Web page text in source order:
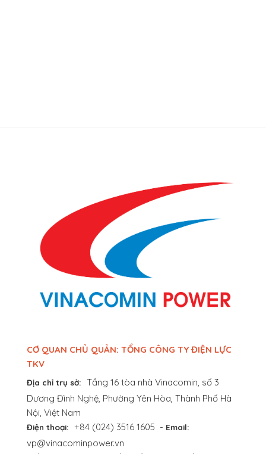
CƠ QUAN CHỦ QUẢN: TỔNG CÔNG TY ĐIỆN LỰC
TKV
Địa chỉ trụ sở: Tầng 16 tòa nhà Vinacomin, số 3
Dương Đình Nghệ, Phường Yên Hòa, Thành Phố Hà
Nội, Việt Nam
Điện thoại: +84 (024) 3516 1605 - Email:
vp@vinacominpower.vn